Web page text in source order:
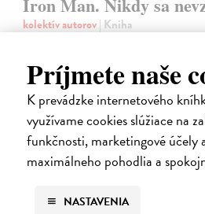
Príjmete naše
K prevádzke internetového
využívame cookies slúžiace na
funkčnosti, marketingové účely
maximálneho pohodlia a
NASTAVENIA
kolektív autorov| Kniha
bezpečnejšie miesto. Aby to dosiahol,
najnebezpečnejších…
Na sklade
9,45 €
9,95 € ?